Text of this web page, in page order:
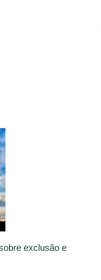
exclusão e